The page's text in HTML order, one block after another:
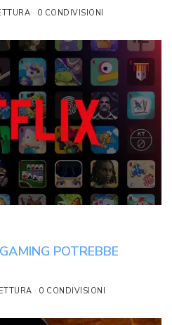
0 CONDIVISIONI
POTREBBE
0 CONDIVISIONI